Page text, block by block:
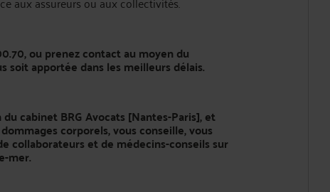
, ou prenez contact au moyen du
soit apportée dans les meilleurs délais.
cabinet BRG Avocats [Nantes-Paris], et
corporels, vous conseille, vous
collaborateurs et de médecins-conseils sur
mer.